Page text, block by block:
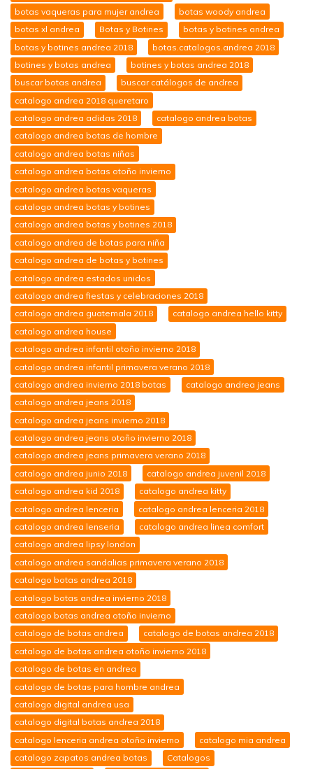
botas vaqueras para mujer andrea
botas woody andrea
botas xl andrea
Botas y Botines
botas y botines andrea
botas y botines andrea 2018
botas.catalogos.andrea 2018
botines y botas andrea
botines y botas andrea 2018
buscar botas andrea
buscar catálogos de andrea
catalogo andrea 2018 queretaro
catalogo andrea adidas 2018
catalogo andrea botas
catalogo andrea botas de hombre
catalogo andrea botas niñas
catalogo andrea botas otoño invierno
catalogo andrea botas vaqueras
catalogo andrea botas y botines
catalogo andrea botas y botines 2018
catalogo andrea de botas para niña
catalogo andrea de botas y botines
catalogo andrea estados unidos
catalogo andrea fiestas y celebraciones 2018
catalogo andrea guatemala 2018
catalogo andrea hello kitty
catalogo andrea house
catalogo andrea infantil otoño invierno 2018
catalogo andrea infantil primavera verano 2018
catalogo andrea invierno 2018 botas
catalogo andrea jeans
catalogo andrea jeans 2018
catalogo andrea jeans invierno 2018
catalogo andrea jeans otoño invierno 2018
catalogo andrea jeans primavera verano 2018
catalogo andrea junio 2018
catalogo andrea juvenil 2018
catalogo andrea kid 2018
catalogo andrea kitty
catalogo andrea lenceria
catalogo andrea lenceria 2018
catalogo andrea lenseria
catalogo andrea linea comfort
catalogo andrea lipsy london
catalogo andrea sandalias primavera verano 2018
catalogo botas andrea 2018
catalogo botas andrea invierno 2018
catalogo botas andrea otoño invierno
catalogo de botas andrea
catalogo de botas andrea 2018
catalogo de botas andrea otoño invierno 2018
catalogo de botas en andrea
catalogo de botas para hombre andrea
catalogo digital andrea usa
catalogo digital botas andrea 2018
catalogo lenceria andrea otoño invierno
catalogo mia andrea
catalogo zapatos andrea botas
Catalogos